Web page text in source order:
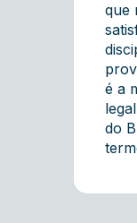
que
é a
do